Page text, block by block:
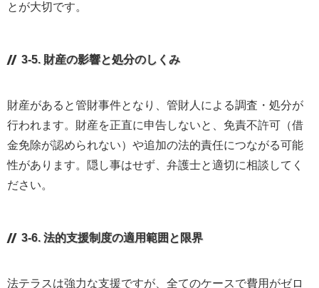
とが大切です。
3-5. 財産の影響と処分のしくみ
財産があると管財事件となり、管財人による調査・処分が
行われます。財産を正直に申告しないと、免責不許可（借
金免除が認められない）や追加の法的責任につながる可能
性があります。隠し事はせず、弁護士と適切に相談してく
ださい。
3-6. 法的支援制度の適用範囲と限界
法テラスは強力な支援ですが、全てのケースで費用がゼロ